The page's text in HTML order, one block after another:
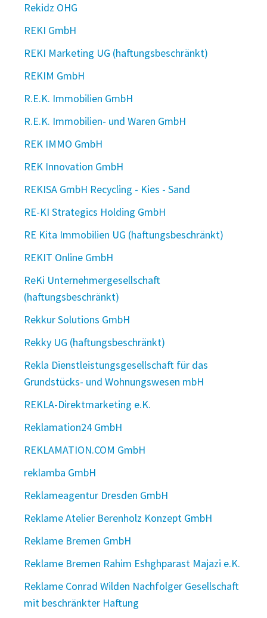
Rekidz OHG
REKI GmbH
REKI Marketing UG (haftungsbeschränkt)
REKIM GmbH
R.E.K. Immobilien GmbH
R.E.K. Immobilien- und Waren GmbH
REK IMMO GmbH
REK Innovation GmbH
REKISA GmbH Recycling - Kies - Sand
RE-KI Strategics Holding GmbH
RE Kita Immobilien UG (haftungsbeschränkt)
REKIT Online GmbH
ReKi Unternehmergesellschaft
(haftungsbeschränkt)
Rekkur Solutions GmbH
Rekky UG (haftungsbeschränkt)
Rekla Dienstleistungsgesellschaft für das
Grundstücks- und Wohnungswesen mbH
REKLA-Direktmarketing e.K.
Reklamation24 GmbH
REKLAMATION.COM GmbH
reklamba GmbH
Reklameagentur Dresden GmbH
Reklame Atelier Berenholz Konzept GmbH
Reklame Bremen GmbH
Reklame Bremen Rahim Eshghparast Majazi e.K.
Reklame Conrad Wilden Nachfolger Gesellschaft
mit beschränkter Haftung